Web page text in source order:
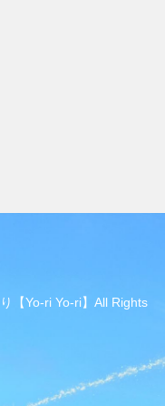
【Yo-ri Yo-ri】All Rights